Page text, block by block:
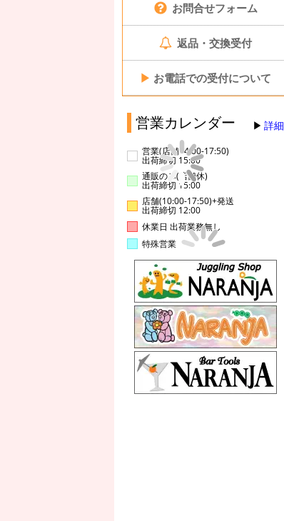
お問合せフォーム
返品・交換受付
▶ お電話での受付について
営業カレンダー 詳細
営業(店舗14:00-17:50)
出荷締切 15:00
通販のみ(店舗休)
出荷締切 15:00
店舗(10:00-17:50)+発送
出荷締切 12:00
休業日 出荷業務無し
特殊営業